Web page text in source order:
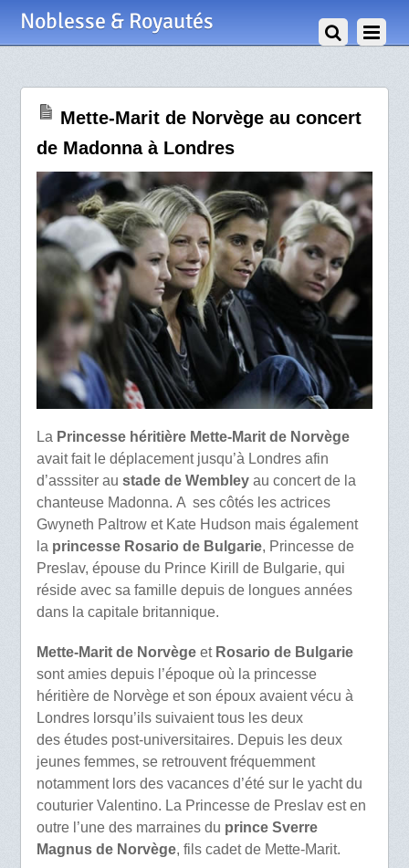
Noblesse & Royautés
Mette-Marit de Norvège au concert
de Madonna à Londres
La Princesse héritière Mette-Marit de Norvège
avait fait le déplacement jusqu’à Londres afin
d’asssiter au stade de Wembleyau concert de la
chanteuse Madonna. A ses côtés les actrices
Gwyneth Paltrow et Kate Hudson mais également
la princesse Rosario de Bulgarie, Princesse de
Preslav, épouse du Prince Kirill de Bulgarie, qui
réside avec sa famille depuis de longues années
dans la capitale britannique.
Mette-Marit de Norvègeet Rosario de Bulgarie
sont amies depuis l’époque où la princesse
héritière de Norvège et son époux avaient vécu à
Londres lorsqu’ils suivaient tous les deux
des études post-universitaires. Depuis les deux
jeunes femmes, se retrouvent fréquemment
notamment lors des vacances d’été sur le yacht du
couturier Valentino. La Princesse de Preslav est en
outre l’une des marraines du prince Sverre
Magnus de Norvège, fils cadet de Mette-Marit.